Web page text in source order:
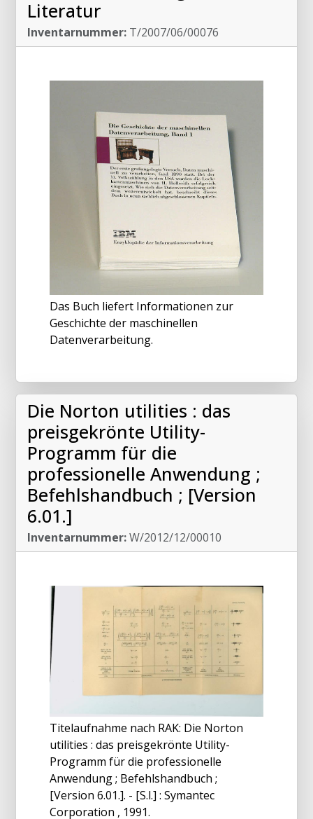
Literatur
Inventarnummer: T/2007/06/00076
Das Buch liefert Informationen zur
Geschichte der maschinellen
Datenverarbeitung.
Die Norton utilities : das
preisgekrönte Utility-
Programm für die
professionelle Anwendung ;
Befehlshandbuch ; [Version
6.01.]
Inventarnummer:W/2012/12/00010
Titelaufnahme nach RAK: Die Norton
utilities : das preisgekrönte Utility-
Programm für die professionelle
Anwendung ; Befehlshandbuch ;
[Version 6.01.]. - [S.l.] : Symantec
Corporation , 1991.